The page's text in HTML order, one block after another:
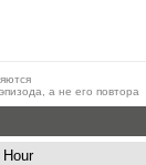
а не его повтора